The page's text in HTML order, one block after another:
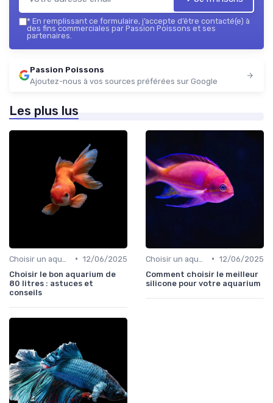
* En remplissant ce formulaire, j’accepte d’être contacté(e) à
des fins commerciales par Passion Poissons et ses
partenaires.
Passion Poissons
Ajoutez-nous à vos sources préférées sur Google
Les plus lus
• 12/06/2025
Choisir le bon aquarium de
80 litres : astuces et
conseils
• 12/06/2025
Comment choisir le meilleur
silicone pour votre aquarium